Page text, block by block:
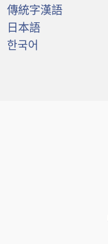
傳統字漢語
日本語
한국어